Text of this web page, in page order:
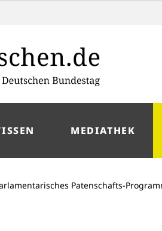
MEDIATHEK
Patenschafts-